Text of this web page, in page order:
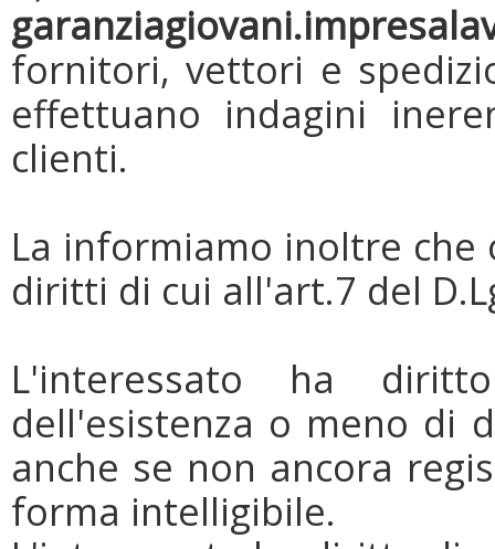
fornitori, vettori e
effettuano indagini
clienti.
La informiamo inoltre
diritti di cui all'art.7 del
L'interessato ha
dell'esistenza o meno di
anche se non ancora
forma intelligibile.